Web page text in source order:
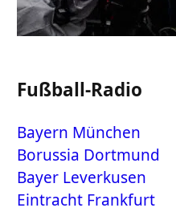
Fußball-Radio
Bayern München
Borussia Dortmund
Bayer Leverkusen
Eintracht Frankfurt